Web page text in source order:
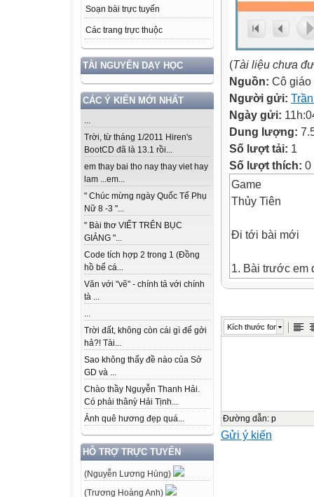
Soạn bài trực tuyến
Các trang trực thuộc
TÀI NGUYÊN DẠY HỌC
CÁC Ý KIẾN MỚI NHẤT
...
Trời, từ tháng 1/2011 Hiren's
BootCD đã là 13.1 rồi...
em thay bai tho nay thay viet hay
lam ...em...
" Chúc mừng ngày Quốc Tế Phụ
Nữ 8 -3 "...
" Bài thơ VIẾT TRÊN BỤC
GIẢNG "...
Code tích hợp 2 trong 1 (Đồng
hồ bể cá...
Văn với "vẽ" - chính tả với chính
tà ...
...
Trời đất, không còn cái gì để gởi
hả?! Tài...
Sao không thấy đề nào của Sở
GD và ...
Chào thầy Nguyễn Thanh Hải.
Có phải thânỳ Hải Tịnh...
Ảnh quê hương đẹp quá...
HỖ TRỢ TRỰC TUYẾN
(Nguyễn Lương Hùng)
(Trương Hoàng Anh)
(Tài liệu chưa
Nguồn: Cô giáo
Người gửi:
Ngày gửi:
Dung lượng:
Số lượt tải: 1
Số lượt thích: 0
Game
Thủy Tiên
Đi tới bài mới
1. Bài trước em
2. Bài Khi trang
- Là gì?
Kích thước font
Đường dẫn: p
Gửi ý kiến